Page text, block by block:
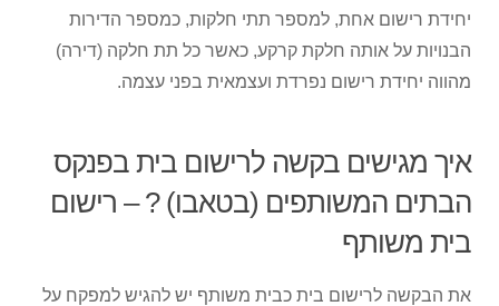
יחידת רישום אחת, למספר תתי חלקות, כמספר הדירות
הבנויות על אותה חלקת קרקע, כאשר כל תת חלקה (דירה)
מהווה יחידת רישום נפרדת ועצמאית בפני עצמה.
איך מגישים בקשה לרישום בית בפנקס
הבתים המשותפים (בטאבו) ? – רישום
בית משותף
את הבקשה לרישום בית כבית משותף יש להגיש למפקח על